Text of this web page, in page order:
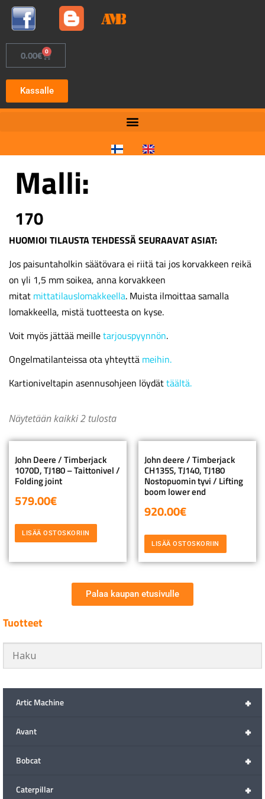
0.00€ 0
Kassalle
Malli:
170
HUOMIOI TILAUSTA TEHDESSÄ SEURAAVAT ASIAT:
Jos paisuntaholkin säätövara ei riitä tai jos korvakkeen reikä
on yli 1,5 mm soikea, anna korvakkeen
mitat mittatilauslomakkeella. Muista ilmoittaa samalla
lomakkeella, mistä tuotteesta on kyse.
Voit myös jättää meilletarjouspyynnön.
Ongelmatilanteissa ota yhteyttä meihin.
Kartioniveltapin asennusohjeen löydättäältä.
Näytetään kaikki 2 tulosta
John Deere / Timberjack
1070D, TJ180 – Taittonivel /
Folding joint
579.00€
LISÄÄ OSTOSKORIIN
John deere / Timberjack
CH135S, TJ140, TJ180
Nostopuomin tyvi / Lifting
boom lower end
920.00€
LISÄÄ OSTOSKORIIN
Palaa kaupan etusivulle
Tuotteet
+
Artic Machine
+
Avant
+
Bobcat
+
Caterpillar